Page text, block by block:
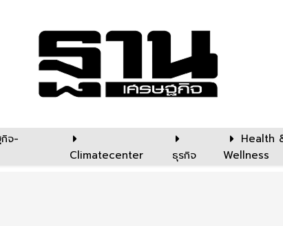
กิจ-
Climatecenter ธุรกิจ
Health
Wellness